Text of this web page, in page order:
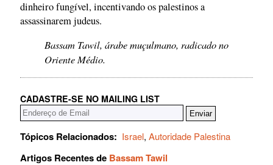
dinheiro fungível, incentivando os palestinos a
assassinarem judeus.
Bassam Tawil, árabe muçulmano, radicado no
Oriente Médio.
CADASTRE-SE NO MAILING LIST
Tópicos Relacionados: Israel, Autoridade Palestina
Artigos Recentes de Bassam Tawil